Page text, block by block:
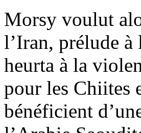
Morsy voulut
l’Iran, prélude
heurta à la
pour les Chiites
bénéficient